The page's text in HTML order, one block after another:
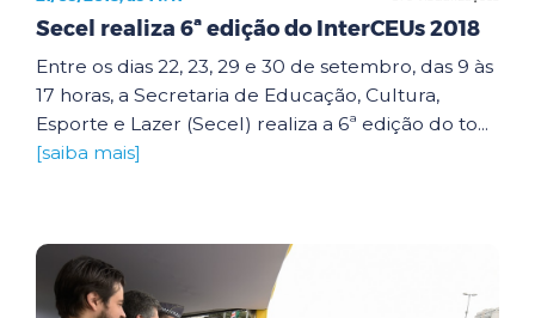
Secel realiza 6ª edição do InterCEUs 2018
Entre os dias 22, 23, 29 e 30 de setembro, das 9 às
17 horas, a Secretaria de Educação, Cultura,
Esporte e Lazer (Secel) realiza a 6ª edição do to...
[saiba mais]